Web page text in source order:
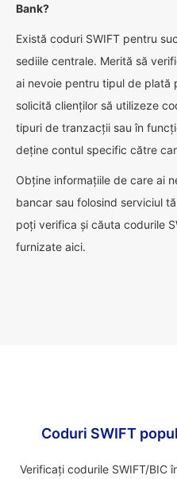
Bank?
Există coduri SWIFT pentru
sediile centrale. Merită să
ai nevoie pentru tipul de plată
solicită clienților să utilizeze
tipuri de tranzacții sau în
deține contul specific către
Obține informațiile de care ai
bancar sau folosind serviciul
poți verifica și căuta codurile
furnizate aici.
Coduri SWIFT
Verificați codurile SWIFT/BIC